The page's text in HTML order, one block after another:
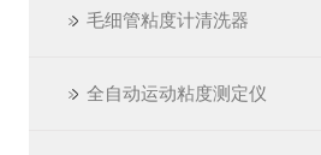
毛细管粘度计清洗器
全自动运动粘度测定仪